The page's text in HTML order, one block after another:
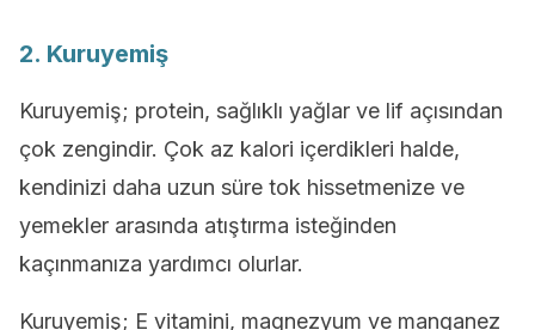
2. Kuruyemiş
Kuruyemiş; protein, sağlıklı yağlar ve lif açısından
çok zengindir. Çok az kalori içerdikleri halde,
kendinizi daha uzun süre tok hissetmenize ve
yemekler arasında atıştırma isteğinden
kaçınmanıza yardımcı olurlar.
Kuruyemiş; E vitamini, magnezyum ve manganez